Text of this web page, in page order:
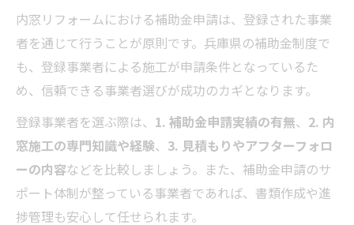
内窓リフォームにおける補助金申請は、登録された事業
者を通じて行うことが原則です。兵庫県の補助金制度で
も、登録事業者による施工が申請条件となっているた
め、信頼できる事業者選びが成功のカギとなります。
登録事業者を選ぶ際は、 1. 補助金申請実績の有無、 2. 内
窓施工の専門知識や経験、 3. 見積もりやアフターフォロ
ーの内容などを比較しましょう。また、補助金申請のサ
ポート体制が整っている事業者であれば、書類作成や進
捗管理も安心して任せられます。